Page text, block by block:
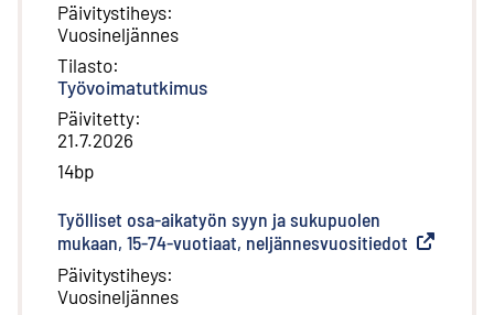
Päivitystiheys:
Vuosineljännes
Tilasto:
Työvoimatutkimus
Päivitetty:
21.7.2026
14bp
Työlliset osa-aikatyön syyn ja sukupuolen
mukaan, 15-74-vuotiaat, neljännesvuositiedot Ulkoinen
Päivitystiheys:
Vuosineljännes